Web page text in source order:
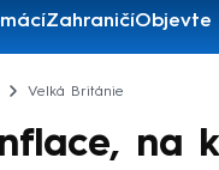
ZahraničíObjevte
Velká Británie
na